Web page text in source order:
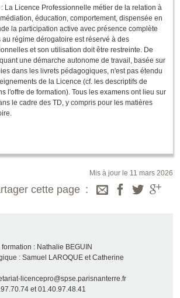
: La Licence Professionnelle métier de la relation à
éducation, comportement, dispensée en
la participation active avec présence complète
régime dérogatoire est réservé à des
et son utilisation doit être restreinte. De
une démarche autonome de travail, basée sur
dans les livrets pédagogiques, n'est pas étendu
de la Licence (cf. les descriptifs de
l'offre de formation). Tous les examens ont lieu sur
le cadre des TD, y compris pour les matières
Mis à jour le 11 mars 2026
cette page
: Nathalie BEGUIN
: Samuel LAROQUE et Catherine
licencepro@spse.parisnanterre.fr
et 01.40.97.48.41